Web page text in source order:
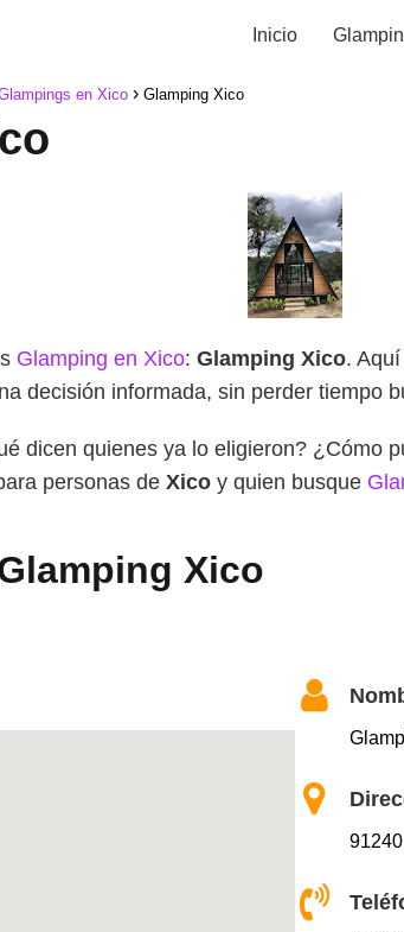
Inicio
en Xico Glamping Xico
Glamping en Xico: Glamping Xico.
decisión informada, sin perder tiempo
dicen quienes ya lo eligieron? ¿Cómo
personas de Xico y quien busque
Xico